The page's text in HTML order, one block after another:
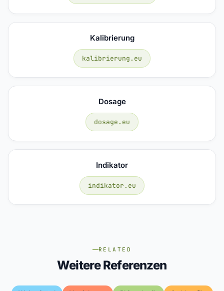
Kalibrierung
kalibrierung.eu
Dosage
dosage.eu
Indikator
indikator.eu
RELATED
Weitere Referenzen